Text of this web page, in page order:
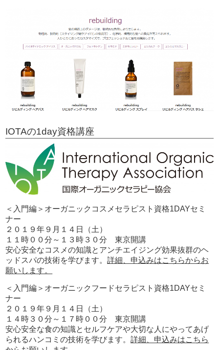
IOTAの1day資格講座
＜入門編＞オーガニックコスメセラピスト資格1DAYセミ
ナー
２０１９年９月１４日（土）
１１時００分～１３時３０分 東京開講
安心安全なコスメの知識とアンチエイジング効果抜群のヘ
ッドスパの技術を学びます。詳細、申込みはこちらからお
願いします。
＜入門編＞オーガニックフードセラピスト資格1DAYセミ
ナー
２０１９年９月１４日（土）
１４時３０分～１７時００分 東京開講
安心安全な食の知識とセルフケアや大切な人にやってあげ
られるハンコミの技術を学びます。詳細、申込みはこちら